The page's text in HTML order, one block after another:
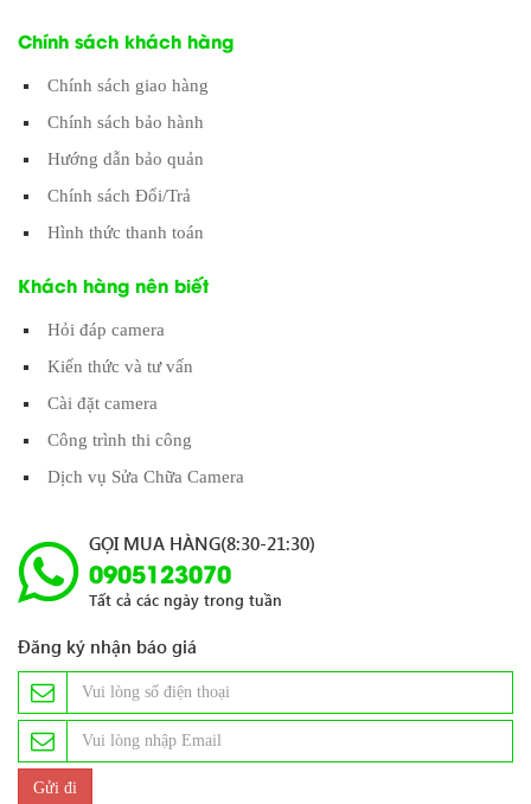
Chính sách khách hàng
Chính sách giao hàng
Chính sách bảo hành
Hướng dẫn bảo quản
Chính sách Đổi/Trả
Hình thức thanh toán
Khách hàng nên biết
Hỏi đáp camera
Kiến thức và tư vấn
Cài đặt camera
Công trình thi công
Dịch vụ Sửa Chữa Camera
GỌI MUA HÀNG(8:30-21:30)
0905123070
Tất cả các ngày trong tuần
Đăng ký nhận báo giá